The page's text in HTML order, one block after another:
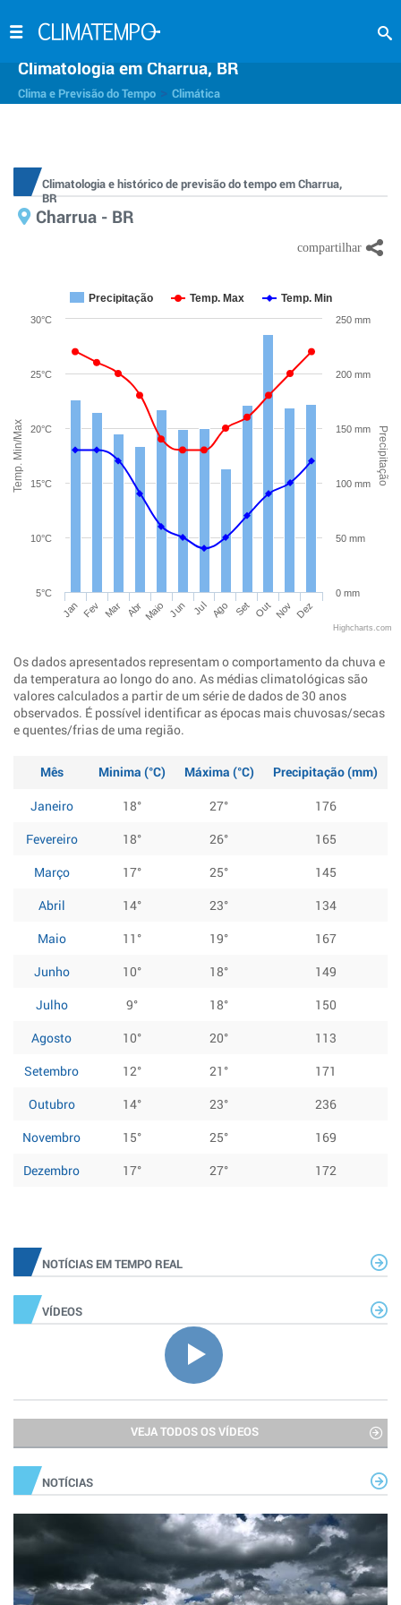
Climatologia em Charrua, BR
Clima e Previsão do Tempo Climática
Climatologia e histórico de previsão do tempo em Charrua,
BR
Charrua - BR
Temp. Min/Max Precipitação
Precipitação Temp. Max Temp. Min
Jan Fev Mar Abr Maio Jun Jul Ago Set Out Nov Dez
5°C
10°C
15°C
20°C
25°C
30°C
0 mm
50 mm
100 mm
150 mm
200 mm
250 mm
Highcharts.com
Os dados apresentados representam o comportamento da chuva e
da temperatura ao longo do ano. As médias climatológicas são
valores calculados a partir de um série de dados de 30 anos
observados. É possível identificar as épocas mais chuvosas/secas
e quentes/frias de uma região.
Mês Minima (°C) Máxima (°C)
Precipitação (mm)
Janeiro
18° 27°
176
Fevereiro
18° 26°
165
Março
17° 25°
145
Abril
14° 23°
134
Maio
11° 19°
167
Junho
10° 18°
149
Julho
9° 18°
150
Agosto
10° 20°
113
Setembro
12° 21°
171
Outubro
14° 23°
236
Novembro
15° 25°
169
Dezembro
17° 27° 172
NOTÍCIAS EM TEMPO REAL
VÍDEOS
VEJA TODOS OS VÍDEOS
NOTÍCIAS